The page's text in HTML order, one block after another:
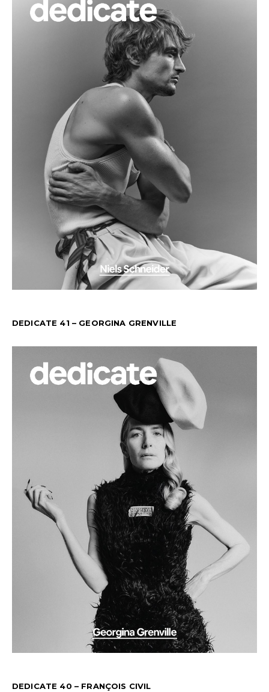
DEDICATE 41 – GEORGINA GRENVILLE
DEDICATE 40 – FRANÇOIS CIVIL